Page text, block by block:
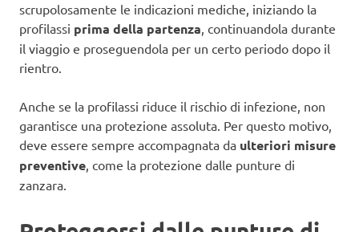
scrupolosamente le indicazioni mediche, iniziando la
profilassi prima della partenza, continuandola durante
il viaggio e proseguendola per un certo periodo dopo il
rientro.
Anche se la profilassi riduce il rischio di infezione, non
garantisce una protezione assoluta. Per questo motivo,
deve essere sempre accompagnata da ulteriori misure
preventive, come la protezione dalle punture di
zanzara.